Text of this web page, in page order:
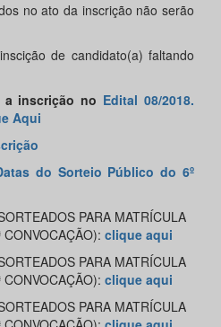
no ato da inscrição não serão
de candidato(a) faltando
a inscrição no Edital 08/2018.
Aqui
do Sorteio Público do 6º
PARA MATRÍCULA
clique aqui
PARA MATRÍCULA
clique aqui
PARA MATRÍCULA